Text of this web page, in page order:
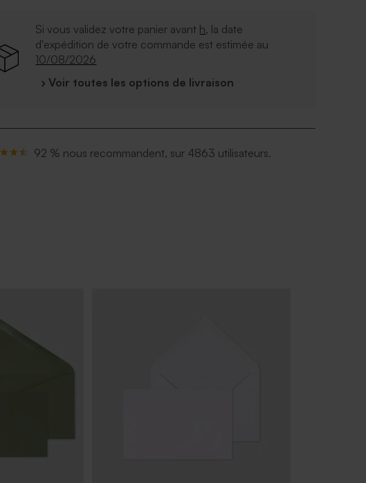
Si vous validez votre panier avant h, la date
d'expédition de votre commande est estimée au
10/08/2026
› Voir toutes les options de livraison
92 % nous recommandent, sur 4863 utilisateurs.